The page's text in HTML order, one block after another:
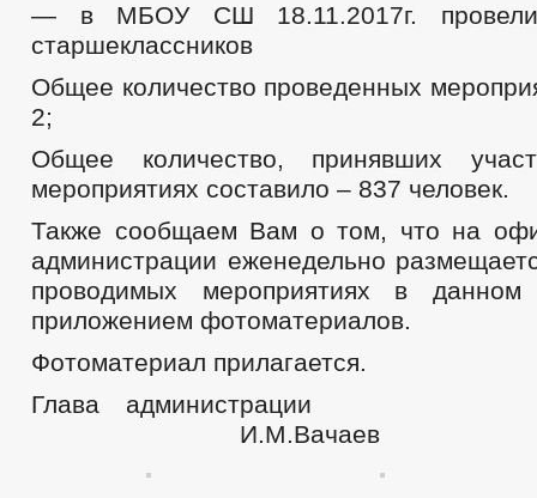
— в МБОУ СШ 18.11.2017г. провели
старшеклассников
Общее количество проведенных
2;
Общее количество, принявших
мероприятиях составило – 837 человек.
Также сообщаем Вам о том, что на
администрации еженедельно
проводимых мероприятиях в
приложением фотоматериалов.
Фотоматериал прилагается.
Глава
И.М.Вачаев